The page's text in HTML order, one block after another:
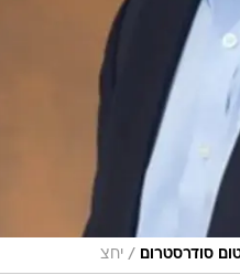
סודרסטרום / יחצ